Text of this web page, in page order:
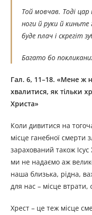
Той мовчав. Тоді
ноги й руки й
буде плач і скрегіт
Багато бо
Гал. 6, 11–18. «Мене ж
хвалитися, як тільки
Христа»
Коли дивитися на
місце ганебної смерти
зарахований також
ми не надаємо аж
наша близька, рідна,
для нас – місце втрати,
Хрест – це теж місце